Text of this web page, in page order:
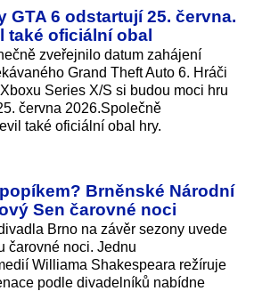
GTA 6 odstartují 25. června.
také oficiální obal
zveřejnilo datum zahájení
Grand Theft Auto 6. Hráči
Series X/S si budou moci hru
června 2026.Společně
také oficiální obal hry.
Brněnské Národní
Sen čarovné noci
Brno na závěr sezony uvede
čarovné noci. Jednu
Williama Shakespeara režíruje
podle divadelníků nabídne